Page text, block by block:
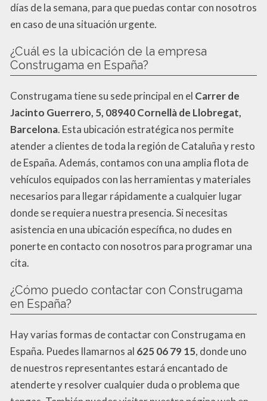
días de la semana, para que puedas contar con nosotros
en caso de una situación urgente.
¿Cuál es la ubicación de la empresa
Construgama en España?
Construgama tiene su sede principal en el Carrer de
Jacinto Guerrero, 5, 08940 Cornellà de Llobregat,
Barcelona. Esta ubicación estratégica nos permite
atender a clientes de toda la región de Cataluña y resto
de España. Además, contamos con una amplia flota de
vehículos equipados con las herramientas y materiales
necesarios para llegar rápidamente a cualquier lugar
donde se requiera nuestra presencia. Si necesitas
asistencia en una ubicación específica, no dudes en
ponerte en contacto con nosotros para programar una
cita.
¿Cómo puedo contactar con Construgama
en España?
Hay varias formas de contactar con Construgama en
España. Puedes llamarnos al 625 06 79 15, donde uno
de nuestros representantes estará encantado de
atenderte y resolver cualquier duda o problema que